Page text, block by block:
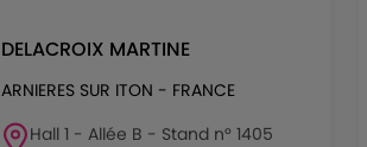
DELACROIX MARTINE
ARNIERES SUR ITON - FRANCE
Hall 1 - Allée B - Stand n° 1405